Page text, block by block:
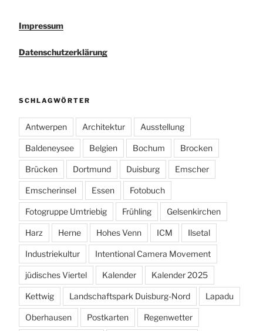
Impressum
Datenschutzerklärung
SCHLAGWÖRTER
Antwerpen Architektur Ausstellung
Baldeneysee Belgien Bochum Brocken
Brücken Dortmund Duisburg Emscher
Emscherinsel Essen Fotobuch
Fotogruppe Umtriebig Frühling Gelsenkirchen
Harz Herne Hohes Venn ICM Ilsetal
Industriekultur Intentional Camera Movement
jüdisches Viertel Kalender Kalender 2025
Kettwig Landschaftspark Duisburg-Nord Lapadu
Oberhausen Postkarten Regenwetter